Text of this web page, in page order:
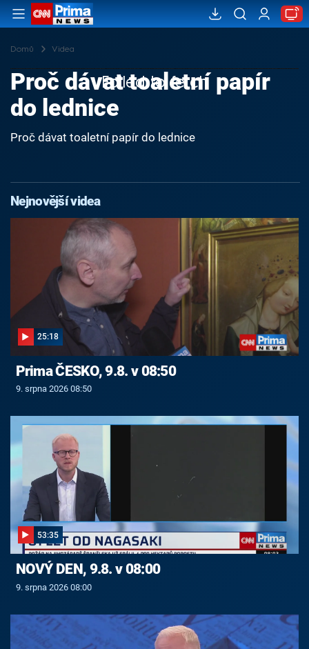
Domů Videa
Failed to fetch
Proč dávat toaletní papír
do lednice
Proč dávat toaletní papír do lednice
Nejnovější videa
25:18
Prima ČESKO, 9.8. v 08:50
9. srpna 2026 08:50
53:35
NOVÝ DEN, 9.8. v 08:00
9. srpna 2026 08:00